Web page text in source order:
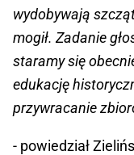
wydobywają
mogił. Zadanie
staramy się
edukację
przywracanie
- powiedział